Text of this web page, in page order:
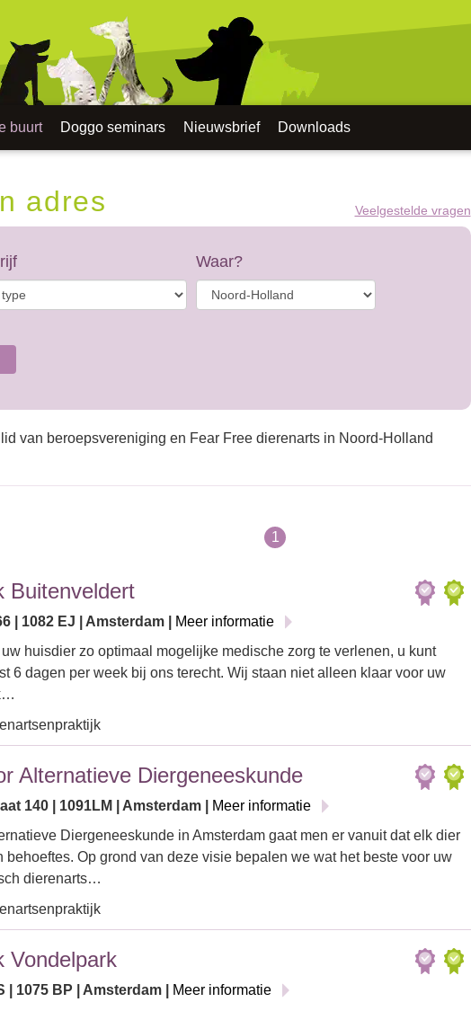
buurt Doggo seminars Nieuwsbrief Downloads
adres Veelgestelde vragen
Waar?
van beroepsvereniging en Fear Free dierenarts in Noord-Holland
1
Buitenveldert
| 1082 EJ | Amsterdam |
Meer informatie
huisdier zo optimaal mogelijke medische zorg te verlenen, u kunt
6 dagen per week bij ons terecht. Wij staan niet alleen klaar voor uw
Alternatieve Diergeneeskunde
140 | 1091LM | Amsterdam |
Meer informatie
Diergeneeskunde in Amsterdam gaat men er vanuit dat elk dier
behoeftes. Op grond van deze visie bepalen we wat het beste voor uw
dierenarts…
Vondelpark
| 1075 BP | Amsterdam |
Meer informatie